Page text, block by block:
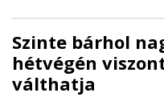
Szinte bárhol
hétvégén
válthatja